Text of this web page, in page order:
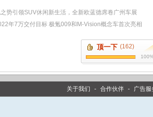
之势引领SUV休闲新生活，全新欧蓝德席卷广州车展
年7万交付目标 极氪009和M-Vision概念车首次亮相
顶一下 (162)
关于我们 - 合作伙伴 - 广告服